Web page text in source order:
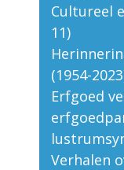
Cultureel
11)
(1954-
Erfgoed
Verhalen